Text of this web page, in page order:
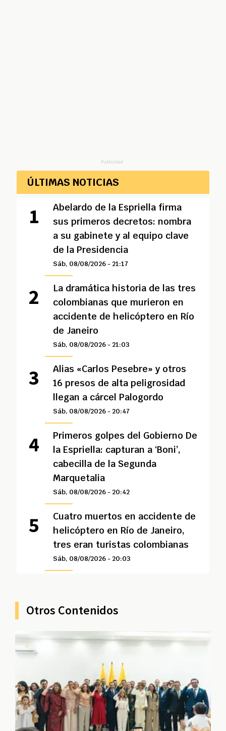
Publicidad
ÚLTIMAS NOTICIAS
Abelardo de la Espriella firma
sus primeros decretos: nombra
a su gabinete y al equipo clave
de la Presidencia
Sáb, 08/08/2026 - 21:17
La dramática historia de las tres
colombianas que murieron en
accidente de helicóptero en Río
de Janeiro
Sáb, 08/08/2026 - 21:03
Alias «Carlos Pesebre» y otros
16 presos de alta peligrosidad
llegan a cárcel Palogordo
Sáb, 08/08/2026 - 20:47
Primeros golpes del Gobierno De
la Espriella: capturan a ‘Boni’,
cabecilla de la Segunda
Marquetalia
Sáb, 08/08/2026 - 20:42
Cuatro muertos en accidente de
helicóptero en Río de Janeiro,
tres eran turistas colombianas
Sáb, 08/08/2026 - 20:03
Otros Contenidos